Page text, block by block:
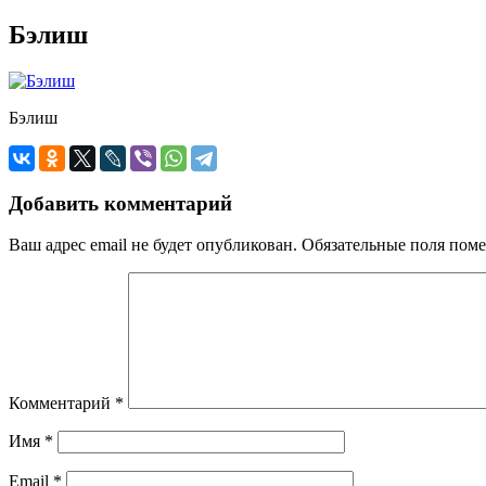
Бэлиш
Бэлиш
Добавить комментарий
Ваш адрес email не будет опубликован. Обязательные поля
Комментарий *
Имя *
Email *